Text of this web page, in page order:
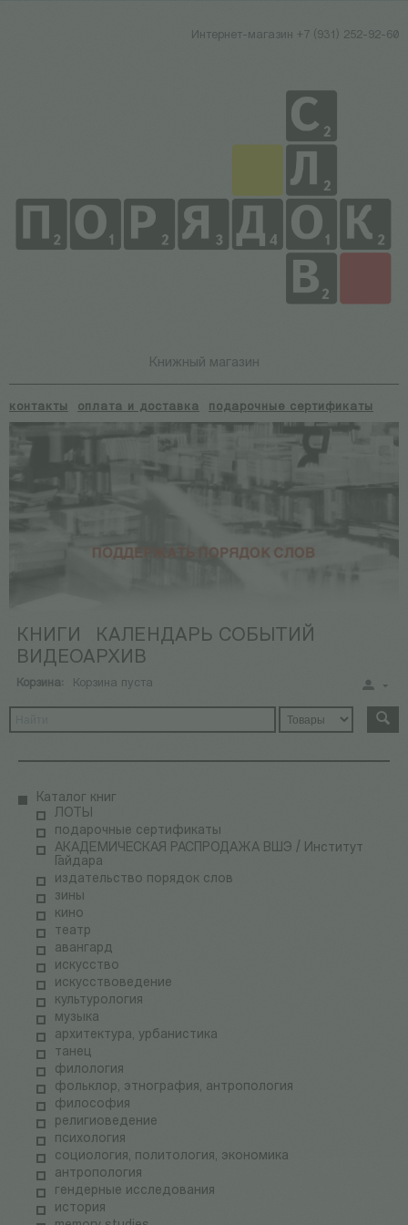
Интернет-магазин +7 (931) 252-92-60
Книжный магазин
контакты оплата и доставка подарочные сертификаты
КНИГИ
КАЛЕНДАРЬ СОБЫТИЙ
ВИДЕОАРХИВ
Корзина: Корзина пуста
Каталог книг
ЛОТЫ
подарочные сертификаты
АКАДЕМИЧЕСКАЯ РАСПРОДАЖА ВШЭ / Институт
Гайдара
издательство порядок слов
зины
кино
театр
авангард
искусство
искусствоведение
культурология
музыка
архитектура, урбанистика
танец
филология
фольклор, этнография, антропология
философия
религиоведение
психология
социология, политология, экономика
антропология
гендерные исследования
история